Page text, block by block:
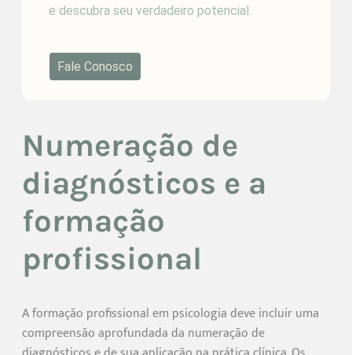
e descubra seu verdadeiro potencial.
Fale Conosco
Numeração de
diagnósticos e a
formação
profissional
A formação profissional em psicologia deve incluir uma
compreensão aprofundada da numeração de